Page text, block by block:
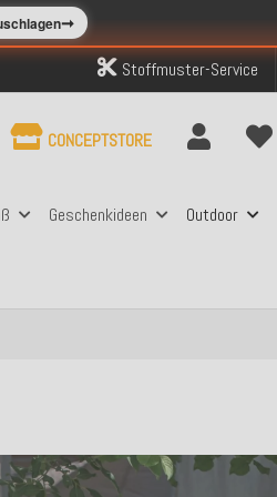
➞
Stoffmuster-Service
Geschenkideen Outdoor
CONCEPTSTORE